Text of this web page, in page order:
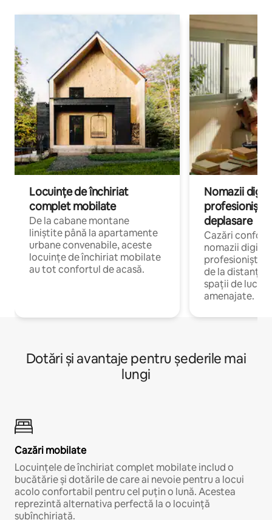
Locuințe de închiriat
complet mobilate
De la cabane montane
liniștite până la apartamente
urbane convenabile, aceste
locuințe de închiriat mobilate
au tot confortul de acasă.
Nomazii
profesioniștii
deplasare
Cazări
nomazii
profesioniștii
de la distanță,
spații de lucru
amenajate.
Dotări și avantaje pentru șederile mai
lungi
Cazări mobilate
Locuințele de închiriat complet mobilate includ o
bucătărie și dotările de care ai nevoie pentru a locui
acolo confortabil pentru cel puțin o lună. Acestea
reprezintă alternativa perfectă la o locuință
subînchiriată.